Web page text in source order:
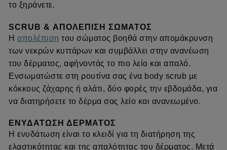
το ξηράνετε.
SCRUB & ΑΠΟΛΈΠΙΣΗ ΣΏΜΑΤΟΣ
Η απολέπιση του σώματος βοηθά στην απομάκρυνση
των νεκρών κυττάρων και συμβάλλει στην ανανέωση
του δέρματος, αφήνοντάς το πιο λείο και απαλό.
Ενσωματώστε στη ρουτίνα σας ένα body scrub με
κόκκους ζάχαρης ή αλάτι, δύο φορές την εβδομάδα, για
να διατηρήσετε το δέρμα σας λείο και ανανεωμένο.
ΕΝΥΔΆΤΩΣΗ ΔΈΡΜΑΤΟΣ
Η ενυδάτωση είναι το κλειδί για τη διατήρηση της
ελαστικότητας και της απαλότητας του δέρματος. Μετά